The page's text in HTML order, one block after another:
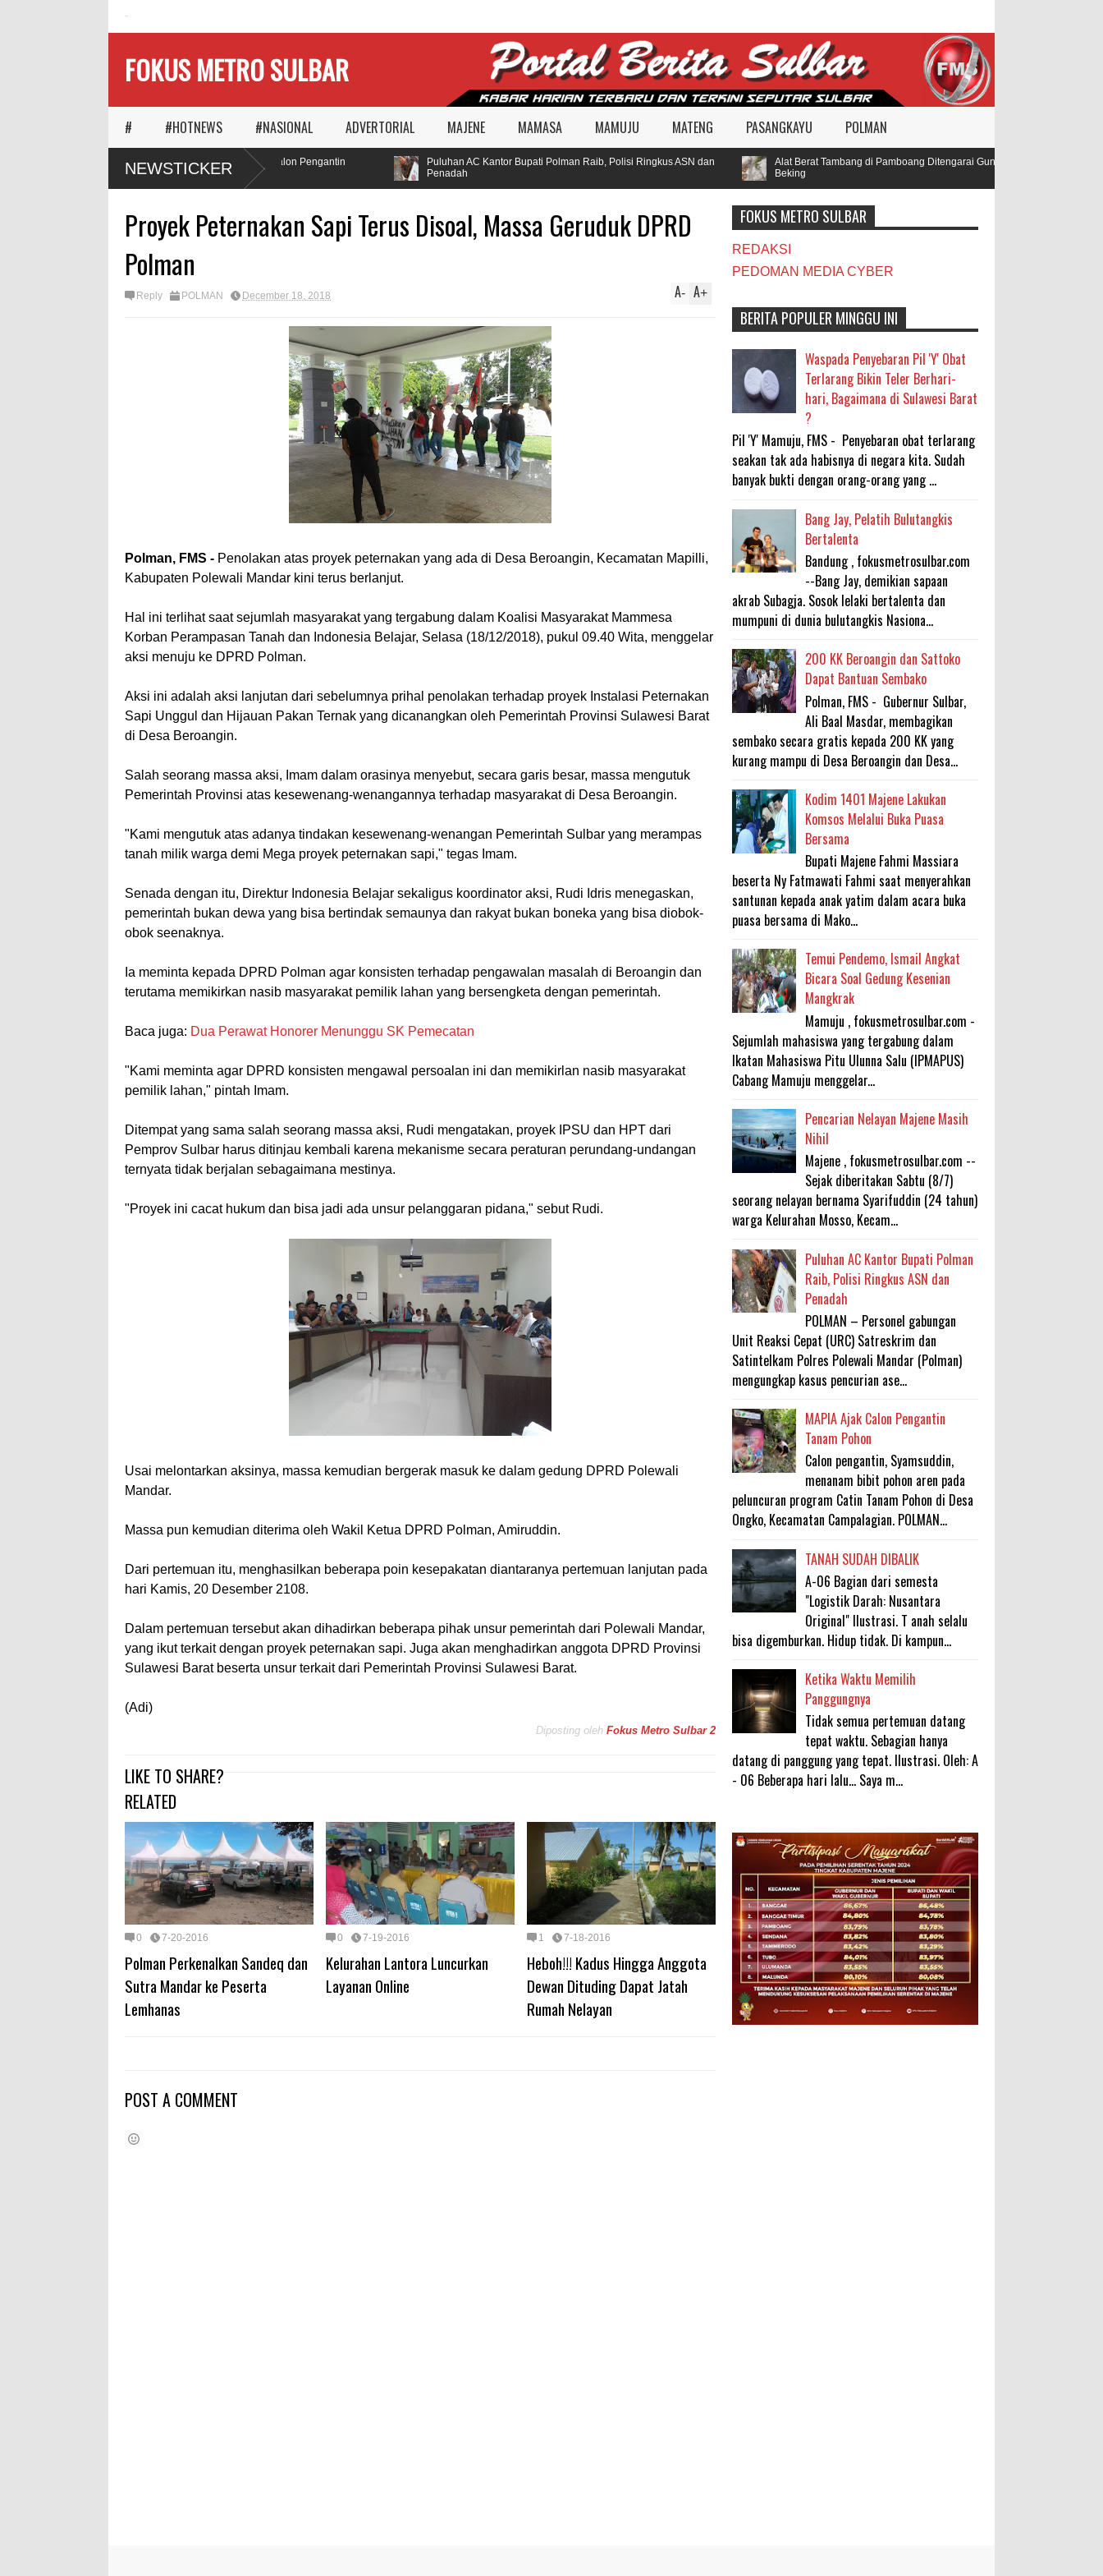
FOKUS METRO SULBAR
# #HOTNEWS #NASIONAL ADVERTORIAL MAJENE MAMASA MAMUJU MATENG PASANGKAYU POLMAN
NEWSTICKERMAPIA Ajak Calon Pengantin
Tanam Pohon
Puluhan AC Kantor Bupati Polman Raib, Polisi Ringkus ASN dan
Penadah
Alat Berat Tambang di Pamboang Ditengarai Gunakan BBM Subsidi,
Beking
Proyek Peternakan Sapi Terus Disoal, Massa Geruduk DPRD
Polman
Reply POLMAN December 18, 2018 A+
A-
Polman, FMS - Penolakan atas proyek peternakan yang ada di Desa Beroangin, Kecamatan Mapilli,
Kabupaten Polewali Mandar kini terus berlanjut.
Hal ini terlihat saat sejumlah masyarakat yang tergabung dalam Koalisi Masyarakat Mammesa
Korban Perampasan Tanah dan Indonesia Belajar, Selasa (18/12/2018), pukul 09.40 Wita, menggelar
aksi menuju ke DPRD Polman.
Aksi ini adalah aksi lanjutan dari sebelumnya prihal penolakan terhadap proyek Instalasi Peternakan
Sapi Unggul dan Hijauan Pakan Ternak yang dicanangkan oleh Pemerintah Provinsi Sulawesi Barat
di Desa Beroangin.
Salah seorang massa aksi, Imam dalam orasinya menyebut, secara garis besar, massa mengutuk
Pemerintah Provinsi atas kesewenang-wenangannya terhadap masyarakat di Desa Beroangin.
"Kami mengutuk atas adanya tindakan kesewenang-wenangan Pemerintah Sulbar yang merampas
tanah milik warga demi Mega proyek peternakan sapi," tegas Imam.
Senada dengan itu, Direktur Indonesia Belajar sekaligus koordinator aksi, Rudi Idris menegaskan,
pemerintah bukan dewa yang bisa bertindak semaunya dan rakyat bukan boneka yang bisa diobok-
obok seenaknya.
Ia meminta kepada DPRD Polman agar konsisten terhadap pengawalan masalah di Beroangin dan
terutama memikirkan nasib masyarakat pemilik lahan yang bersengketa dengan pemerintah.
Baca juga: Dua Perawat Honorer Menunggu SK Pemecatan
"Kami meminta agar DPRD konsisten mengawal persoalan ini dan memikirlan nasib masyarakat
pemilik lahan," pintah Imam.
Ditempat yang sama salah seorang massa aksi, Rudi mengatakan, proyek IPSU dan HPT dari
Pemprov Sulbar harus ditinjau kembali karena mekanisme secara peraturan perundang-undangan
ternyata tidak berjalan sebagaimana mestinya.
"Proyek ini cacat hukum dan bisa jadi ada unsur pelanggaran pidana," sebut Rudi.
Usai melontarkan aksinya, massa kemudian bergerak masuk ke dalam gedung DPRD Polewali
Mandar.
Massa pun kemudian diterima oleh Wakil Ketua DPRD Polman, Amiruddin.
Dari pertemuan itu, menghasilkan beberapa poin kesepakatan diantaranya pertemuan lanjutan pada
hari Kamis, 20 Desember 2108.
Dalam pertemuan tersebut akan dihadirkan beberapa pihak unsur pemerintah dari Polewali Mandar,
yang ikut terkait dengan proyek peternakan sapi. Juga akan menghadirkan anggota DPRD Provinsi
Sulawesi Barat beserta unsur terkait dari Pemerintah Provinsi Sulawesi Barat.
(Adi)
Diposting oleh Fokus Metro Sulbar 2
LIKE TO SHARE?
RELATED
0 7-20-2016
Polman Perkenalkan Sandeq dan
Sutra Mandar ke Peserta
Lemhanas
0 7-19-2016
Kelurahan Lantora Luncurkan
Layanan Online
1 7-18-2016
Heboh!!! Kadus Hingga Anggota
Dewan Dituding Dapat Jatah
Rumah Nelayan
POST A COMMENT
FOKUS METRO SULBAR
REDAKSI
PEDOMAN MEDIA CYBER
BERITA POPULER MINGGU INI
Waspada Penyebaran Pil 'Y' Obat
Terlarang Bikin Teler Berhari-
hari, Bagaimana di Sulawesi Barat
?
Pil 'Y' Mamuju, FMS - Penyebaran obat terlarang
seakan tak ada habisnya di negara kita. Sudah
banyak bukti dengan orang-orang yang ...
Bang Jay, Pelatih Bulutangkis
Bertalenta
Bandung , fokusmetrosulbar.com
--Bang Jay, demikian sapaan
akrab Subagja. Sosok lelaki bertalenta dan
mumpuni di dunia bulutangkis Nasiona...
200 KK Beroangin dan Sattoko
Dapat Bantuan Sembako
Polman, FMS - Gubernur Sulbar,
Ali Baal Masdar, membagikan
sembako secara gratis kepada 200 KK yang
kurang mampu di Desa Beroangin dan Desa...
Kodim 1401 Majene Lakukan
Komsos Melalui Buka Puasa
Bersama
Bupati Majene Fahmi Massiara
beserta Ny Fatmawati Fahmi saat menyerahkan
santunan kepada anak yatim dalam acara buka
puasa bersama di Mako...
Temui Pendemo, Ismail Angkat
Bicara Soal Gedung Kesenian
Mangkrak
Mamuju , fokusmetrosulbar.com -
Sejumlah mahasiswa yang tergabung dalam
Ikatan Mahasiswa Pitu Ulunna Salu (IPMAPUS)
Cabang Mamuju menggelar...
Pencarian Nelayan Majene Masih
Nihil
Majene , fokusmetrosulbar.com --
Sejak diberitakan Sabtu (8/7)
seorang nelayan bernama Syarifuddin (24 tahun)
warga Kelurahan Mosso, Kecam...
Puluhan AC Kantor Bupati Polman
Raib, Polisi Ringkus ASN dan
Penadah
POLMAN – Personel gabungan
Unit Reaksi Cepat (URC) Satreskrim dan
Satintelkam Polres Polewali Mandar (Polman)
mengungkap kasus pencurian ase...
MAPIA Ajak Calon Pengantin
Tanam Pohon
Calon pengantin, Syamsuddin,
menanam bibit pohon aren pada
peluncuran program Catin Tanam Pohon di Desa
Ongko, Kecamatan Campalagian. POLMAN...
TANAH SUDAH DIBALIK
A-06 Bagian dari semesta
"Logistik Darah: Nusantara
Original" Ilustrasi. T anah selalu
bisa digemburkan. Hidup tidak. Di kampun...
Ketika Waktu Memilih
Panggungnya
Tidak semua pertemuan datang
tepat waktu. Sebagian hanya
datang di panggung yang tepat. Ilustrasi. Oleh: A
- 06 Beberapa hari lalu... Saya m...